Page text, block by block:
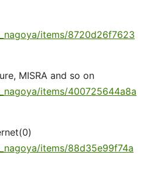
items/8720d26f7623
MISRA and so on
items/400725644a8a
items/88d35e99f74a